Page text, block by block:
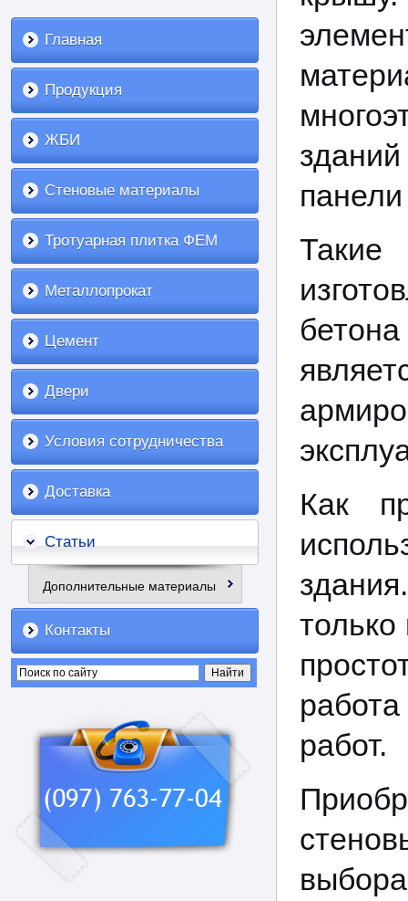
Главная
Продукция
ЖБИ
Стеновые материалы
Тротуарная плитка ФЕМ
Металлопрокат
Цемент
Двери
Условия сотрудничества
Доставка
Статьи
Дополнительные материалы
Контакты
Такие
Как
только
работ.